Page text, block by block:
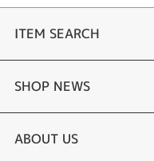
ITEM SEARCH
婚約指輪
結婚指輪
SHOP NEWS
選ばれる理由まとめ
ABOUT US